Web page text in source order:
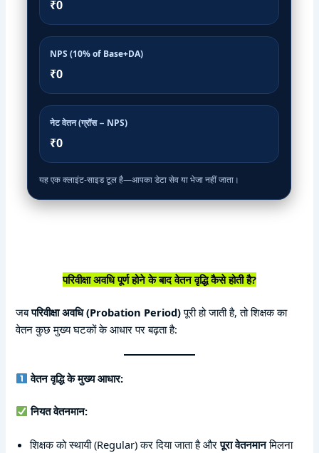
₹0
NPS (10% of Base+DA)
₹0
नेट वेतन (ग्रॉस − NPS)
₹0
यह एक क्लाइंट-साइड टूल है—आपका डेटा सेव या भेजा नहीं जाता।
परिवीक्षा अवधि पूर्ण होने के बाद वेतन वृद्धि कैसे होती है?
जबपरिवीक्षा अवधि (Probation Period)पूरी हो जाती है, तो शिक्षक का
वेतन कुछ मुख्य घटकों के आधार पर बढ़ता है:
वेतन वृद्धि के मुख्य आधार:
नियत वेतनमान:
शिक्षक को स्थायी (Regular) कर दिया जाता है औरपूरा वेतनमानमिलना